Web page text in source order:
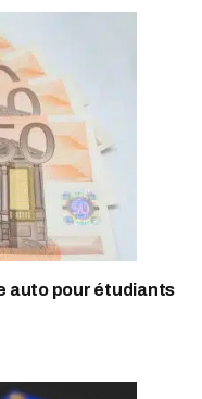
auto pour étudiants